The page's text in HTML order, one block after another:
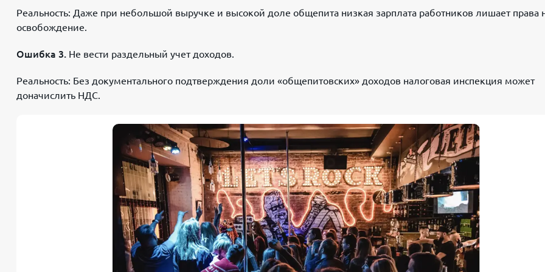
Реальность: Даже при небольшой выручке и высокой доле общепита низкая зарплата работников лишает права
освобождение.
Ошибка 3. Не вести раздельный учет доходов.
Реальность: Без документального подтверждения доли «общепитовских» доходов налоговая инспекция может
доначислить НДС.